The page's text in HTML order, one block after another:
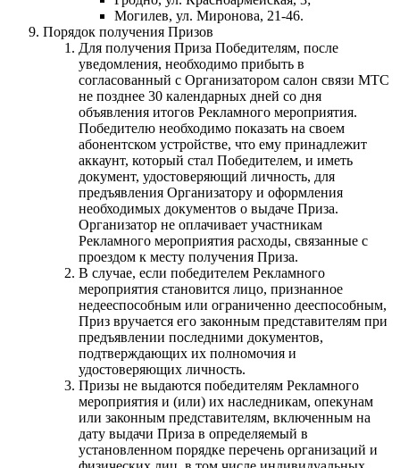
Могилев, ул. Миронова, 21-46.
Порядок получения Призов
Для получения Приза Победителям, после
уведомления, необходимо прибыть в
согласованный с Организатором салон связи МТС
не позднее 30 календарных дней со дня
объявления итогов Рекламного мероприятия.
Победителю необходимо показать на своем
абонентском устройстве, что ему принадлежит
аккаунт, который стал Победителем, и иметь
документ, удостоверяющий личность, для
предъявления Организатору и оформления
необходимых документов о выдаче Приза.
Организатор не оплачивает участникам
Рекламного мероприятия расходы, связанные с
проездом к месту получения Приза.
В случае, если победителем Рекламного
мероприятия становится лицо, признанное
недееспособным или ограниченно дееспособным,
Приз вручается его законным представителям при
предъявлении последними документов,
подтверждающих их полномочия и
удостоверяющих личность.
Призы не выдаются победителям Рекламного
мероприятия и (или) их наследникам, опекунам
или законным представителям, включенным на
дату выдачи Приза в определяемый в
установленном порядке перечень организаций и